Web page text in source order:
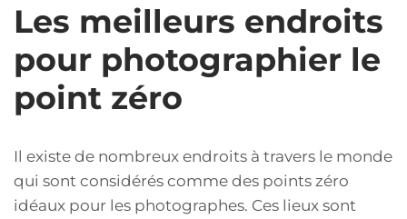
Les meilleurs endroits
pour photographier le
point zéro
Il existe de nombreux endroits à travers le monde
qui sont considérés comme des points zéro
idéaux pour les photographes. Ces lieux sont